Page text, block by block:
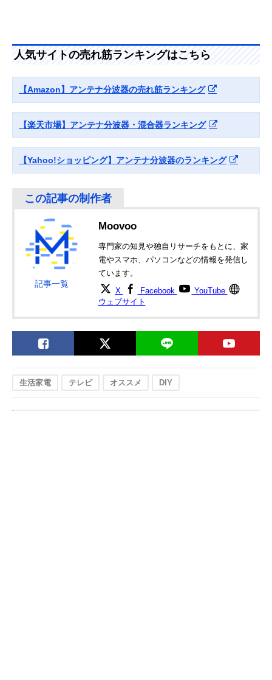
Amazonで見る
用混合分波器
MXEUV
にくい高いシール
ド性能
Amazonで見る
(AINEX) アンテナ
分波器 ANT-DM
して使える2in1
人気サイトの売れ筋ランキングはこちら
【Amazon】アンテナ分波器の売れ筋ランキング
【楽天市場】アンテナ分波器・混合器ランキング
【Yahoo!ショッピング】アンテナ分波器のランキング
記事一覧
Moovoo
専門家の知見や独自リサーチをもとに、家
電やスマホ、パソコンなどの情報を発信し
ています。
X Facebook
YouTube
ウェブサイト
生活家電 テレビ オススメ DIY